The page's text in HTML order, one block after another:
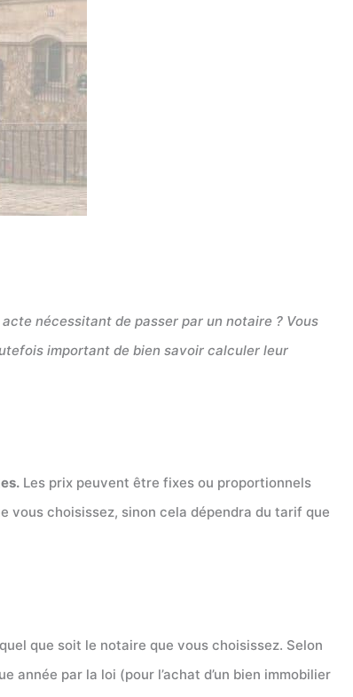
nécessitant de passer par un notaire ? Vous
important de bien savoir calculer leur
Les prix peuvent être fixes ou proportionnels
vous choisissez, sinon cela dépendra du tarif que
que soit le notaire que vous choisissez. Selon
par la loi (pour l’achat d’un bien immobilier